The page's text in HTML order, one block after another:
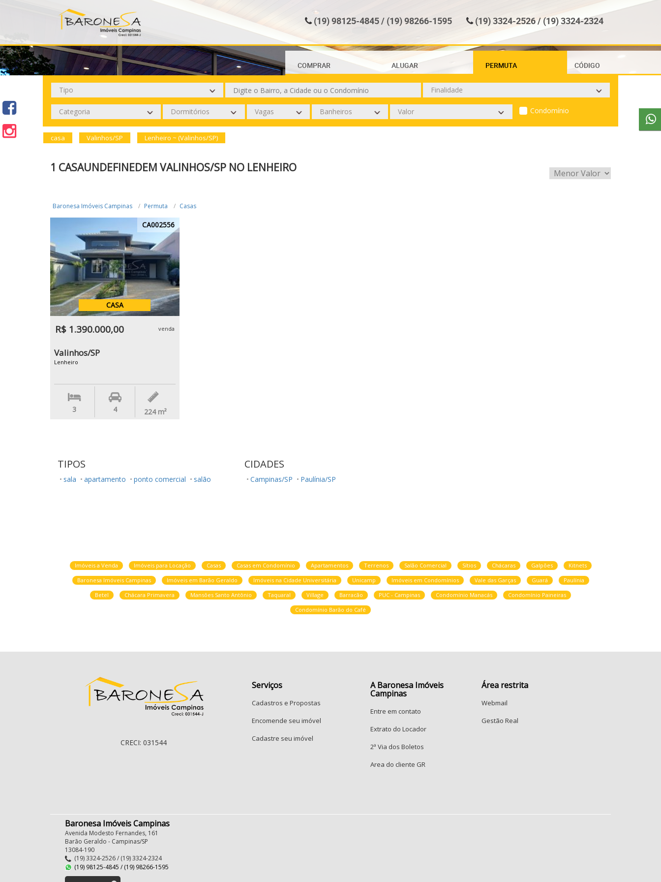
(19) 3324-2526 / (19) 3324-2324
(19) 98125-4845 / (19) 98266-1595
COMPRAR ALUGAR PERMUTA CÓDIGO
Condomínio
casa Valinhos/SP Lenheiro ~ (Valinhos/SP)
1 CASAUNDEFINEDEM VALINHOS/SP NO LENHEIRO
Baronesa Imóveis Campinas Permuta Casas
CA002556
CASA
R$ 1.390.000,00 venda
Valinhos/SP
Lenheiro
3 4 224 m²
TIPOS
sala apartamento ponto comercial salão
CIDADES
Campinas/SP Paulínia/SP
Imóveis a Venda Imóveis para Locação Casas Casas em Condomínio Apartamentos Terrenos Salão Comercial Sítios Chácaras Galpões
Kitnets
Baronesa Imóveis Campinas
Imóveis em Barão Geraldo Imóveis na Cidade Universitária Unicamp Imóveis em Condomínios Vale das Garças Guará
Paulínia
Betel
Chácara Primavera Mansões Santo Antônio Taquaral Village Barracão PUC - Campinas Condomínio Manacás
Condomínio Paineiras
Condomínio Barão do Café
CRECI: 031544
Serviços
Cadastros e Propostas
Encomende seu imóvel
Cadastre seu imóvel
A Baronesa Imóveis
Campinas
Entre em contato
Extrato do Locador
2ª Via dos Boletos
Area do cliente GR
Área restrita
Webmail
Gestão Real
Baronesa Imóveis Campinas
Avenida Modesto Fernandes, 161
Barão Geraldo - Campinas/SP
13084-190
(19) 3324-2526 / (19) 3324-2324
(19) 98125-4845 / (19) 98266-1595